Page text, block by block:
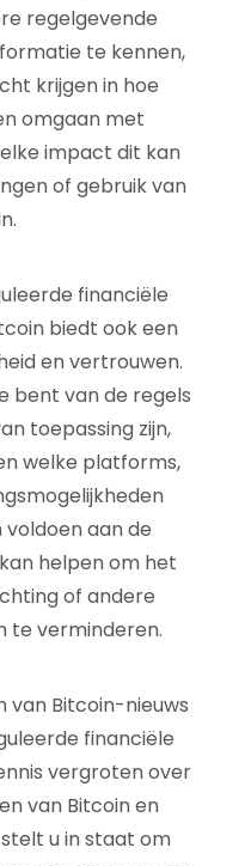
regelgevende
te kennen,
krijgen in hoe
omgaan met
impact dit kan
of gebruik van
financiële
biedt ook een
en vertrouwen.
bent van de regels
toepassing zijn,
welke platforms,
aan de
helpen om het
of andere
te verminderen.
van Bitcoin-nieuws
financiële
vergroten over
van Bitcoin en
u in staat om